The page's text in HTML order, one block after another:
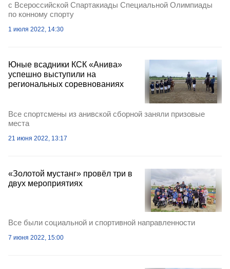
с Всероссийской Спартакиады Специальной Олимпиады
по конному спорту
1 июля 2022, 14:30
Юные всадники КСК «Анива»
успешно выступили на
региональных соревнованиях
Все спортсмены из анивской сборной заняли призовые
места
21 июня 2022, 13:17
«Золотой мустанг» провёл три в
двух мероприятиях
Все были социальной и спортивной направленности
7 июня 2022, 15:00